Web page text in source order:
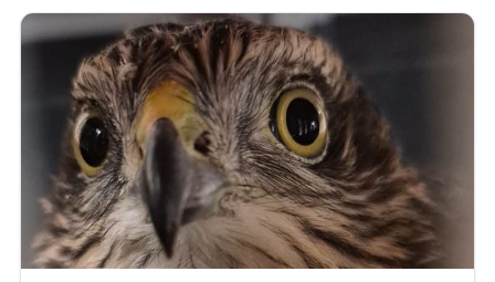
Ville pour demander des mesures urgentes